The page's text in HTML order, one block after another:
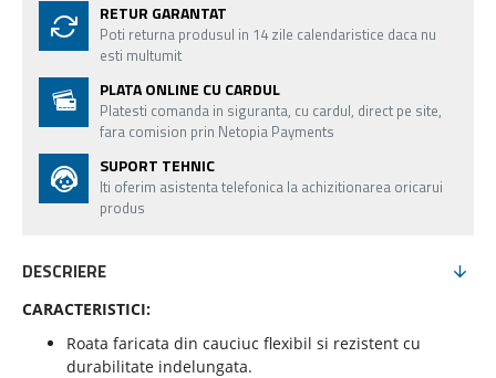
RETUR GARANTAT
Poti returna produsul in 14 zile calendaristice daca nu
esti multumit
PLATA ONLINE CU CARDUL
Platesti comanda in siguranta, cu cardul, direct pe site,
fara comision prin Netopia Payments
SUPORT TEHNIC
Iti oferim asistenta telefonica la achizitionarea oricarui
produs
DESCRIERE
CARACTERISTICI:
Roata faricata din cauciuc flexibil si rezistent cu
durabilitate indelungata.